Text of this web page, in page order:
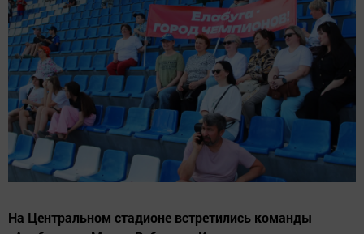
На Центральном стадионе встретились команды